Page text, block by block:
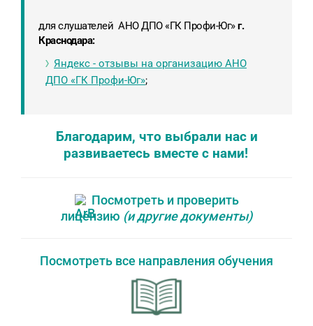
для слушателей АНО ДПО «ГК Профи-Юг»г.
Краснодара:
Яндекс - отзывы на организацию АНО
ДПО «ГК Профи-Юг»;
Благодарим, что выбрали нас и
развиваетесь вместе с нами!
Посмотреть и проверить
лицензию (и другие документы)
Посмотреть все направления обучения